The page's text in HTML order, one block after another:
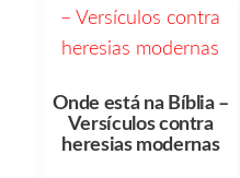
Onde está na Bíblia –
Versículos contra
heresias modernas